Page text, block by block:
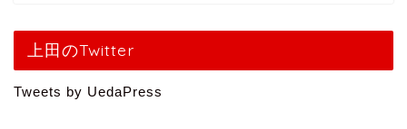
上田のTwitter
Tweets by UedaPress